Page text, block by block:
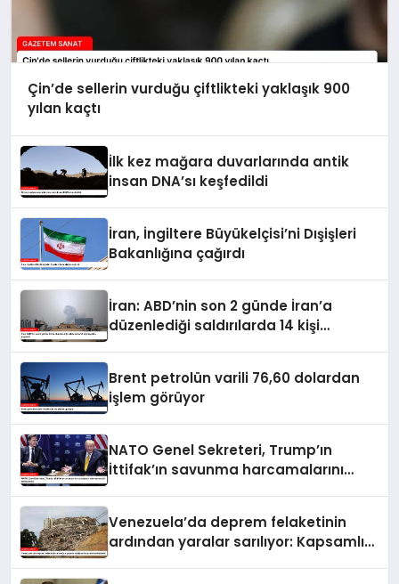
Çin’de sellerin vurduğu çiftlikteki yaklaşık 900
yılan kaçtı
İlk kez mağara duvarlarında antik
insan DNA’sı keşfedildi
İran, İngiltere Büyükelçisi’ni Dışişleri
Bakanlığına çağırdı
İran: ABD’nin son 2 günde İran’a
düzenlediği saldırılarda 14 kişi
Brent petrolün varili 76,60 dolardan
işlem görüyor
NATO Genel Sekreteri, Trump’ın
İttifak’ın savunma harcamalarını
Venezuela’da deprem felaketinin
ardından yaralar sarılıyor: Kapsamlı